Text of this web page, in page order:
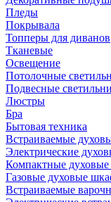
Пледы
Покрывала
Топперы для диванов
Тканевые
Освещение
Потолочные
Подвесные
Люстры
Бра
Бытовая техника
Встраиваемые
Электрические
Компактные
Газовые духовые
Встраиваемые